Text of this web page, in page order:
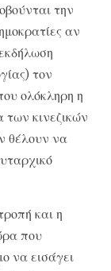
την
αν
τον
ολόκληρη η
των κινεζικών
θέλουν να
και η
που
να εισάγει